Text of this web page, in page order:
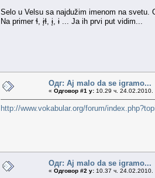
Selo u Velsu sa najdužim imenom na
Na primer ɬ, ɨ̞ɬ, ɨ̞, ɨ ... Ja ih prvi put vidim...
Одг: Aj malo da se igramo...
« Одговор #1 у: 10.29 ч. 24.02.2010.
http://www.vokabular.org/forum/
Одг: Aj malo da se igramo...
« Одговор #2 у: 10.37 ч. 24.02.2010.